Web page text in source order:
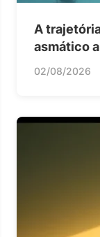
A
asmático
02/08/2026